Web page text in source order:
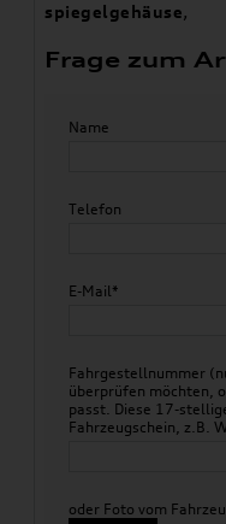
spiegelgehäuse,
Frage zum
Name
Telefon
E-Mail*
Fahrgestellnummer
überprüfen möchten,
passt. Diese 17-
Fahrzeugschein, z.B.
oder Foto vom